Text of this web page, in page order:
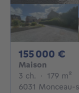
155 000 €
Maison
3 ch. 3 chambres
· 179 m²
6031 Monceau-